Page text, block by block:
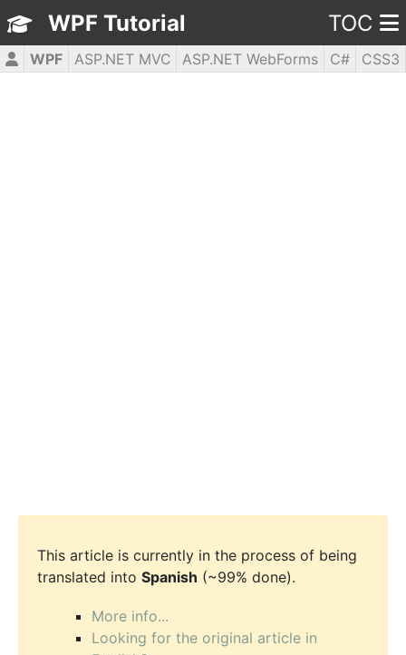
WPF Tutorial TOC
WPF ASP.NET MVC ASP.NET WebForms C#
CSS3
This article is currently in the process of being
translated into Spanish (~99% done).
More info...
Looking for the original article in